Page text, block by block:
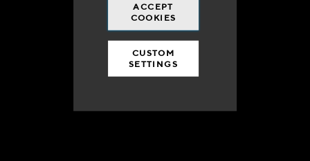
ACCEPT
COOKIES
CUSTOM
SETTINGS